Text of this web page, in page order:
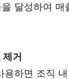
달성하여
제거
용하면 조직